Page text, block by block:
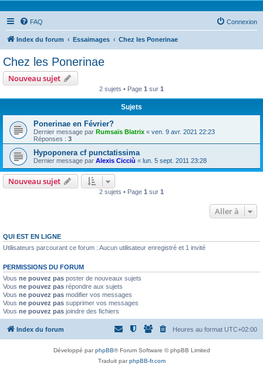
FAQ Connexion
Index du forum Essaimages Chez les Ponerinae
Chez les Ponerinae
Nouveau sujet
2 sujets • Page 1 sur 1
Sujets
Ponerinae en Février?
Dernier message par Rumsaïs Blatrix « ven. 9 avr. 2021 22:23
Réponses : 3
Hypoponera cf punctatissima
Dernier message par Alexis Cicciù « lun. 5 sept. 2011 23:28
Nouveau sujet
2 sujets • Page 1 sur 1
Aller à
QUI EST EN LIGNE
Utilisateurs parcourant ce forum : Aucun utilisateur enregistré et 1 invité
PERMISSIONS DU FORUM
Vous ne pouvez pas poster de nouveaux sujets
Vous ne pouvez pas répondre aux sujets
Vous ne pouvez pas modifier vos messages
Vous ne pouvez pas supprimer vos messages
Vous ne pouvez pas joindre des fichiers
Index du forum Heures au format UTC+02:00
Développé parphpBB® Forum Software © phpBB Limited
Traduit parphpBB-fr.com